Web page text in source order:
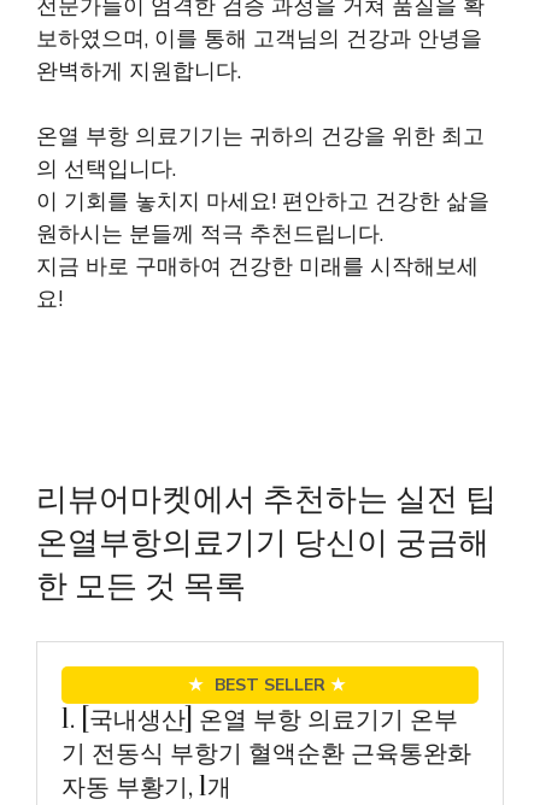
전문가들이 엄격한 검증 과정을 거쳐 품질을 확
보하였으며, 이를 통해 고객님의 건강과 안녕을
완벽하게 지원합니다.
온열 부항 의료기기는 귀하의 건강을 위한 최고
의 선택입니다.
이 기회를 놓치지 마세요! 편안하고 건강한 삶을
원하시는 분들께 적극 추천드립니다.
지금 바로 구매하여 건강한 미래를 시작해보세
요!
리뷰어마켓에서 추천하는 실전 팁
온열부항의료기기 당신이 궁금해
한 모든 것 목록
★ BEST SELLER ★
1. [국내생산] 온열 부항 의료기기 온부
기 전동식 부항기 혈액순환 근육통완화
자동 부황기, 1개